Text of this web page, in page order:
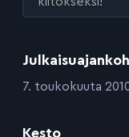
:7. toukokuuta
Kesto